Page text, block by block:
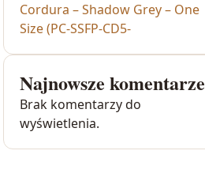
Cordura – Shadow Grey – One
Size (PC-SSFP-CD5-
Najnowsze komentarze
Brak komentarzy do
wyświetlenia.